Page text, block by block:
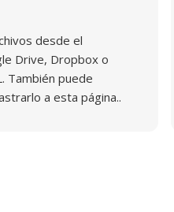
desde el
Drive, Dropbox o
También puede
a esta página..